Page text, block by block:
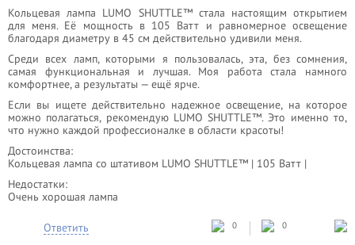
Кольцевая лампа LUMO SHUTTLE™ стала настоящим открытием
для меня. Её мощность в 105 Ватт и равномерное освещение
благодаря диаметру в 45 см действительно удивили меня.
Среди всех ламп, которыми я пользовалась, эта, без сомнения,
самая функциональная и лучшая. Моя работа стала намного
комфортнее, а результаты — ещё ярче.
Если вы ищете действительно надежное освещение, на которое
можно полагаться, рекомендую LUMO SHUTTLE™. Это именно то,
что нужно каждой профессионалке в области красоты!
Достоинства:
Кольцевая лампа со штативом LUMO SHUTTLE™ | 105 Ватт |
Недостатки:
Очень хорошая лампа
Ответить 0 0